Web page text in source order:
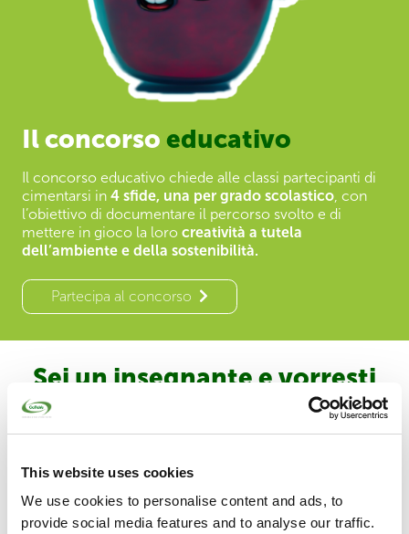
This website uses cookies
We use cookies to personalise content and ads, to
provide social media features and to analyse our traffic.
Il concorso educativo
Il concorso educativo chiede alle classi partecipanti di
cimentarsi in 4 sfide, una per grado scolastico, con
l’obiettivo di documentare il percorso svolto e di
mettere in gioco la loro creatività a tutela
dell’ambiente e della sostenibilità.
Partecipa al concorso
Sei un insegnante e vorresti
un corsoformativo
sull’economia circolare del
vetro?